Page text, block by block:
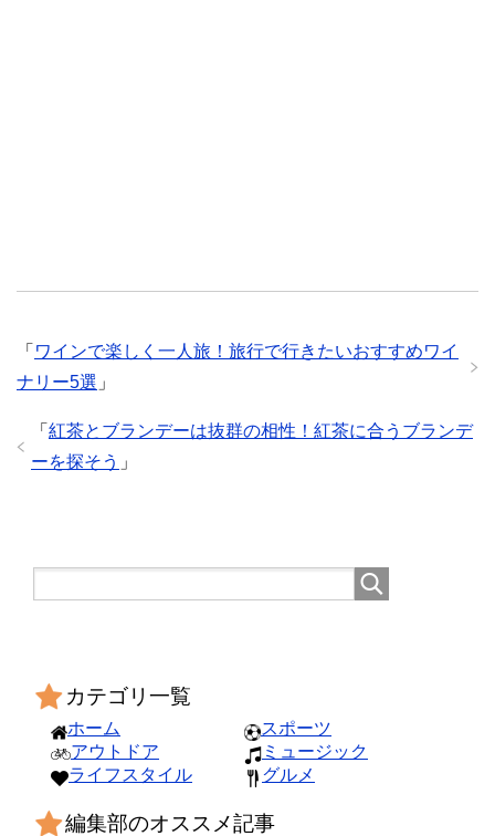
「 ワインで楽しく一人旅！旅行で行きたいおすすめワイ
ナリー5選 」
「 紅茶とブランデーは抜群の相性！紅茶に合うブランデ
ーを探そう 」
カテゴリ一覧
ホーム
アウトドア
ライフスタイル
スポーツ
ミュージック
グルメ
編集部のオススメ記事